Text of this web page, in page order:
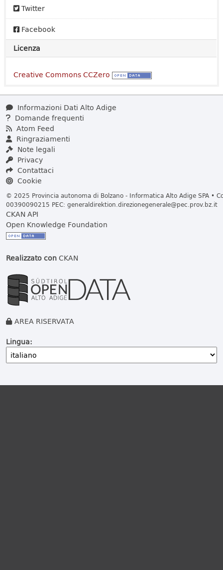
Twitter
Facebook
Licenza
Creative Commons CCZero
Informazioni Dati Alto Adige
Domande frequenti
Atom Feed
Ringraziamenti
Note legali
Privacy
Contattaci
Cookie
© 2025 Provincia autonoma di Bolzano - Informatica Alto Adige SPA •
00390090215 PEC: generaldirektion.direzionegenerale@pec.prov.bz.it
CKAN API
Open Knowledge Foundation
Realizzato conCKAN
AREA RISERVATA
Lingua